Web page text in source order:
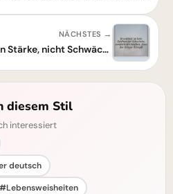
NÄCHSTES →
Krankheit: Ein Zeichen von Stärke, nicht Schwäche
diesem Stil
interessiert
deutsch
#Lebensweisheiten